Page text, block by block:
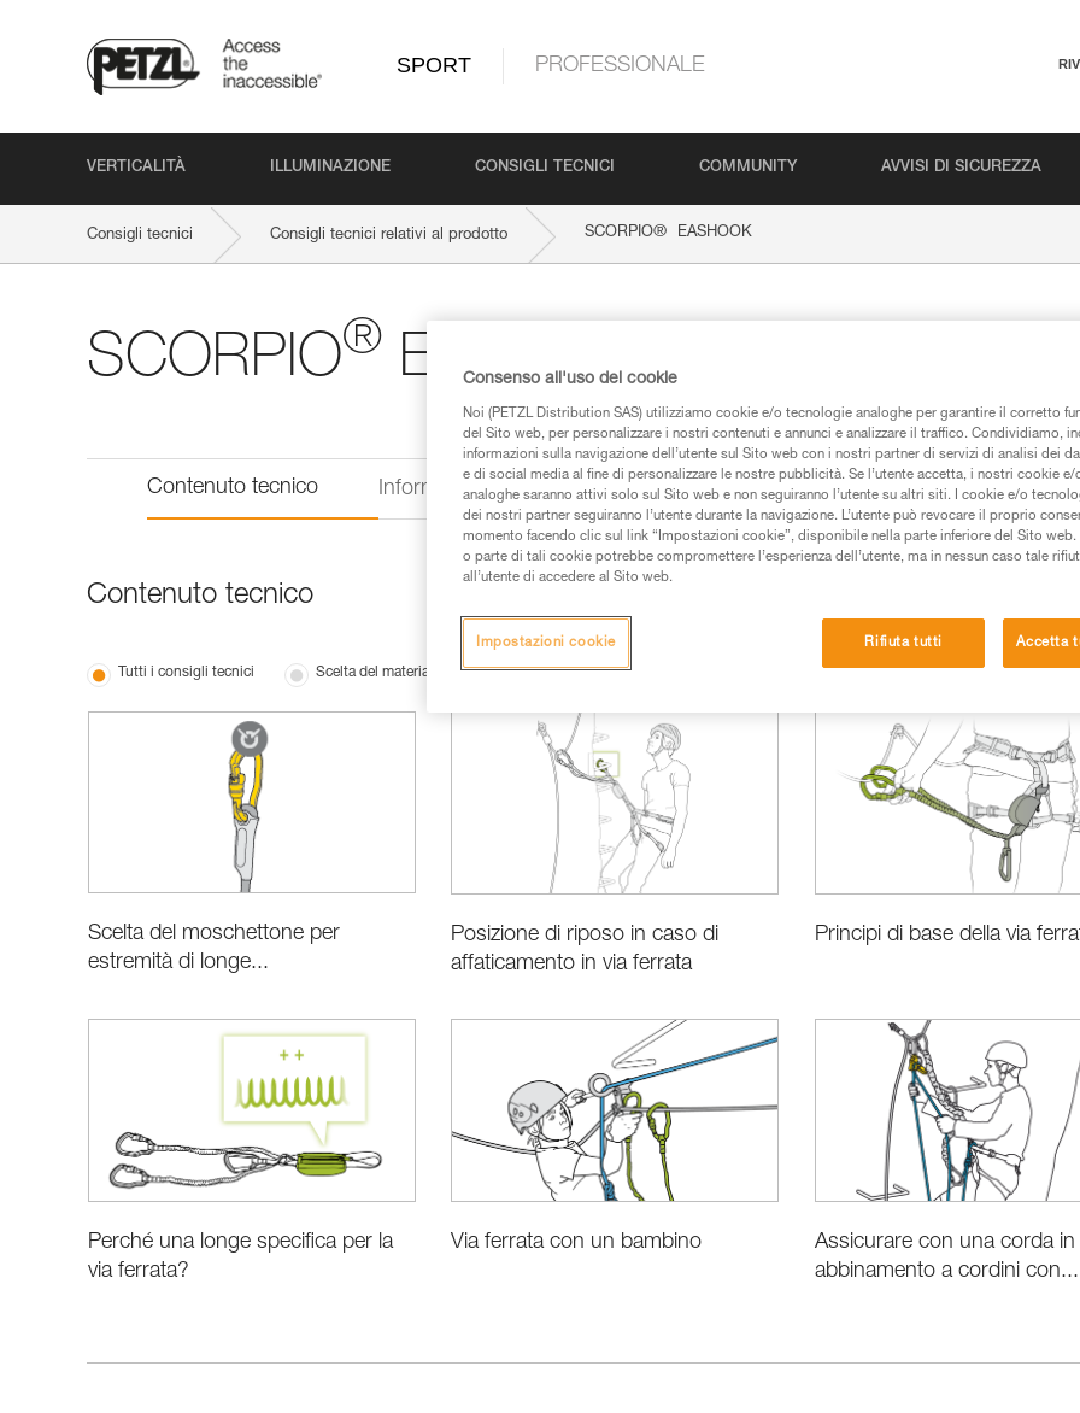
SPORT PROFESSIONALE
VERTICALITÀ ILLUMINAZIONE CONSIGLI TECNICI COMMUNITY AVVISI DI SICUREZZA
Consigli tecnici Consigli tecnici relativi al prodotto SCORPIO® EASHOOK
SCORPIO® EASHOOK
Contenuto tecnico Informazioni tecniche
Contenuto tecnico
Tutti i consigli tecnici Scelta del materiale Le basi
Scelta del moschettone per
estremità di longe...
Posizione di riposo in caso di
affaticamento in via ferrata
Principi di base della via
Perché una longe specifica per la
via ferrata?
Via ferrata con un bambino
Assicurare con una corda in
abbinamento a cordini con...
Consenso all'uso dei cookie
Noi (PETZL Distribution SAS) utilizziamo cookie e/o tecnologie analoghe per garantire il corretto
del Sito web, per personalizzare i nostri contenuti e annunci e analizzare il traffico. Condividiamo,
informazioni sulla navigazione dell’utente sul Sito web con i nostri partner di servizi di analisi dei
e di social media al fine di personalizzare le nostre pubblicità. Se l’utente accetta, i nostri cookie
analoghe saranno attivi solo sul Sito web e non seguiranno l’utente su altri siti. I cookie e/o
dei nostri partner seguiranno l’utente durante la navigazione. L’utente può revocare il proprio
momento facendo clic sul link “Impostazioni cookie”, disponibile nella parte inferiore del Sito
o parte di tali cookie potrebbe compromettere l’esperienza dell’utente, ma in nessun caso tale
all’utente di accedere al Sito web.
Rifiuta tutti Accetta
Impostazioni cookie